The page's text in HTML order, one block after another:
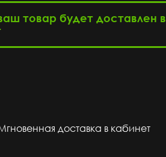
товар будет доставлен в
доставка в кабинет